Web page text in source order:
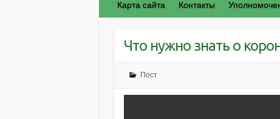
Карта сайта Контакты
Что нужно знать о
Пост